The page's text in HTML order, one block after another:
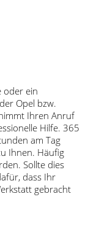
oder ein
Opel bzw.
Ihren Anruf
Hilfe. 365
am Tag
Ihnen. Häufig
Sollte dies
dass Ihr
gebracht